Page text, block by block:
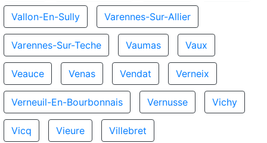
Vallon-En-Sully Varennes-Sur-Allier
Varennes-Sur-Teche Vaumas Vaux
Veauce Venas Vendat Verneix
Verneuil-En-Bourbonnais Vernusse Vichy
Vicq Vieure Villebret